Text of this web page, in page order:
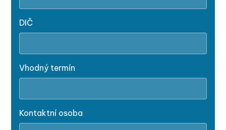
DIČ
Vhodný termín
Kontaktní osoba